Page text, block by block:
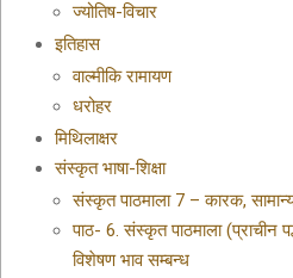
ज्योतिष-विचार
इतिहास
वाल्मीकि रामायण
धरोहर
मिथिलाक्षर
संस्कृत भाषा-शिक्षा
संस्कृत पाठमाला 7 – कारक,
पाठ- 6. संस्कृत पाठमाला (प्राचीन
विशेषण भाव सम्बन्ध